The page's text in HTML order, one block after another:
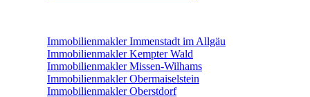
Immobilienmakler Immenstadt im Allgäu
Immobilienmakler Kempter Wald
Immobilienmakler Missen-Wilhams
Immobilienmakler Obermaiselstein
Immobilienmakler Oberstdorf